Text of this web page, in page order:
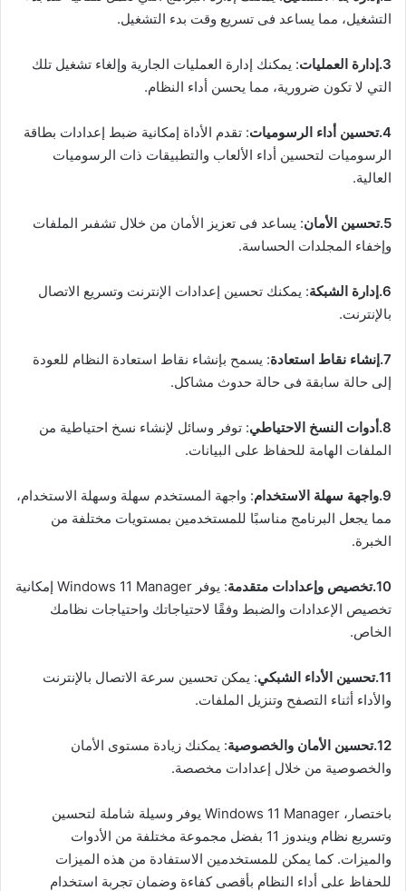
التشغيل، مما يساعد فى تسريع وقت بدء التشغيل.
3.إدارة العمليات
: يمكنك إدارة العمليات الجارية وإلغاء تشغيل تلك
التي لا تكون ضرورية، مما يحسن أداء النظام.
4.تحسين أداء الرسوميات
: تقدم الأداة إمكانية ضبط إعدادات بطاقة
الرسوميات لتحسين أداء الألعاب والتطبيقات ذات الرسوميات
العالية.
5.تحسين الأمان
: يساعد فى تعزيز الأمان من خلال تشفىر الملفات
وإخفاء المجلدات الحساسة.
6.إدارة الشبكة
: يمكنك تحسين إعدادات الإنترنت وتسريع الاتصال
بالإنترنت.
7.إنشاء نقاط استعادة
: يسمح بإنشاء نقاط استعادة النظام للعودة
إلى حالة سابقة فى حالة حدوث مشاكل.
8.أدوات النسخ الاحتياطي
: توفر وسائل لإنشاء نسخ احتياطية من
الملفات الهامة للحفاظ على البيانات.
9.واجهة سهلة الاستخدام
: واجهة المستخدم سهلة وسهلة الاستخدام،
مما يجعل البرنامج مناسبًا للمستخدمين بمستويات مختلفة من
الخبرة.
10.تخصيص وإعدادات متقدمة
: يوفر Windows 11 Manager إمكانية
تخصيص الإعدادات والضبط وفقًا لاحتياجاتك واحتياجات نظامك
الخاص.
11.تحسين الأداء الشبكي
: يمكن تحسين سرعة الاتصال بالإنترنت
والأداء أثناء التصفح وتنزيل الملفات.
12.تحسين الأمان والخصوصية
: يمكنك زيادة مستوى الأمان
والخصوصية من خلال إعدادات مخصصة.
باختصار، Windows 11 Manager يوفر وسيلة شاملة لتحسين
وتسريع نظام ويندوز 11 بفضل مجموعة مختلفة من الأدوات
والميزات. كما يمكن للمستخدمين الاستفادة من هذه الميزات
للحفاظ على أداء النظام بأقصى كفاءة وضمان تجربة استخدام